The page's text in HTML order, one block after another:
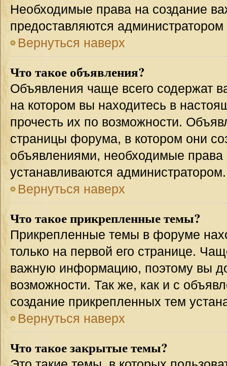
Необходимые права на создание
предоставляются
Вернуться наверх
Что такое объявления?
Объявления чаще всего
на котором вы находитесь в
прочесть их по возможности.
страницы форума, в котором они
объявлениями, необходимые права
устанавливаются администратором.
Вернуться наверх
Что такое прикрепленные темы?
Прикрепленные темы в форуме
только на первой его странице.
важную информацию, поэтому вы
возможности. Так же, как и с
создание прикрепленных тем
Вернуться наверх
Что такое закрытые темы?